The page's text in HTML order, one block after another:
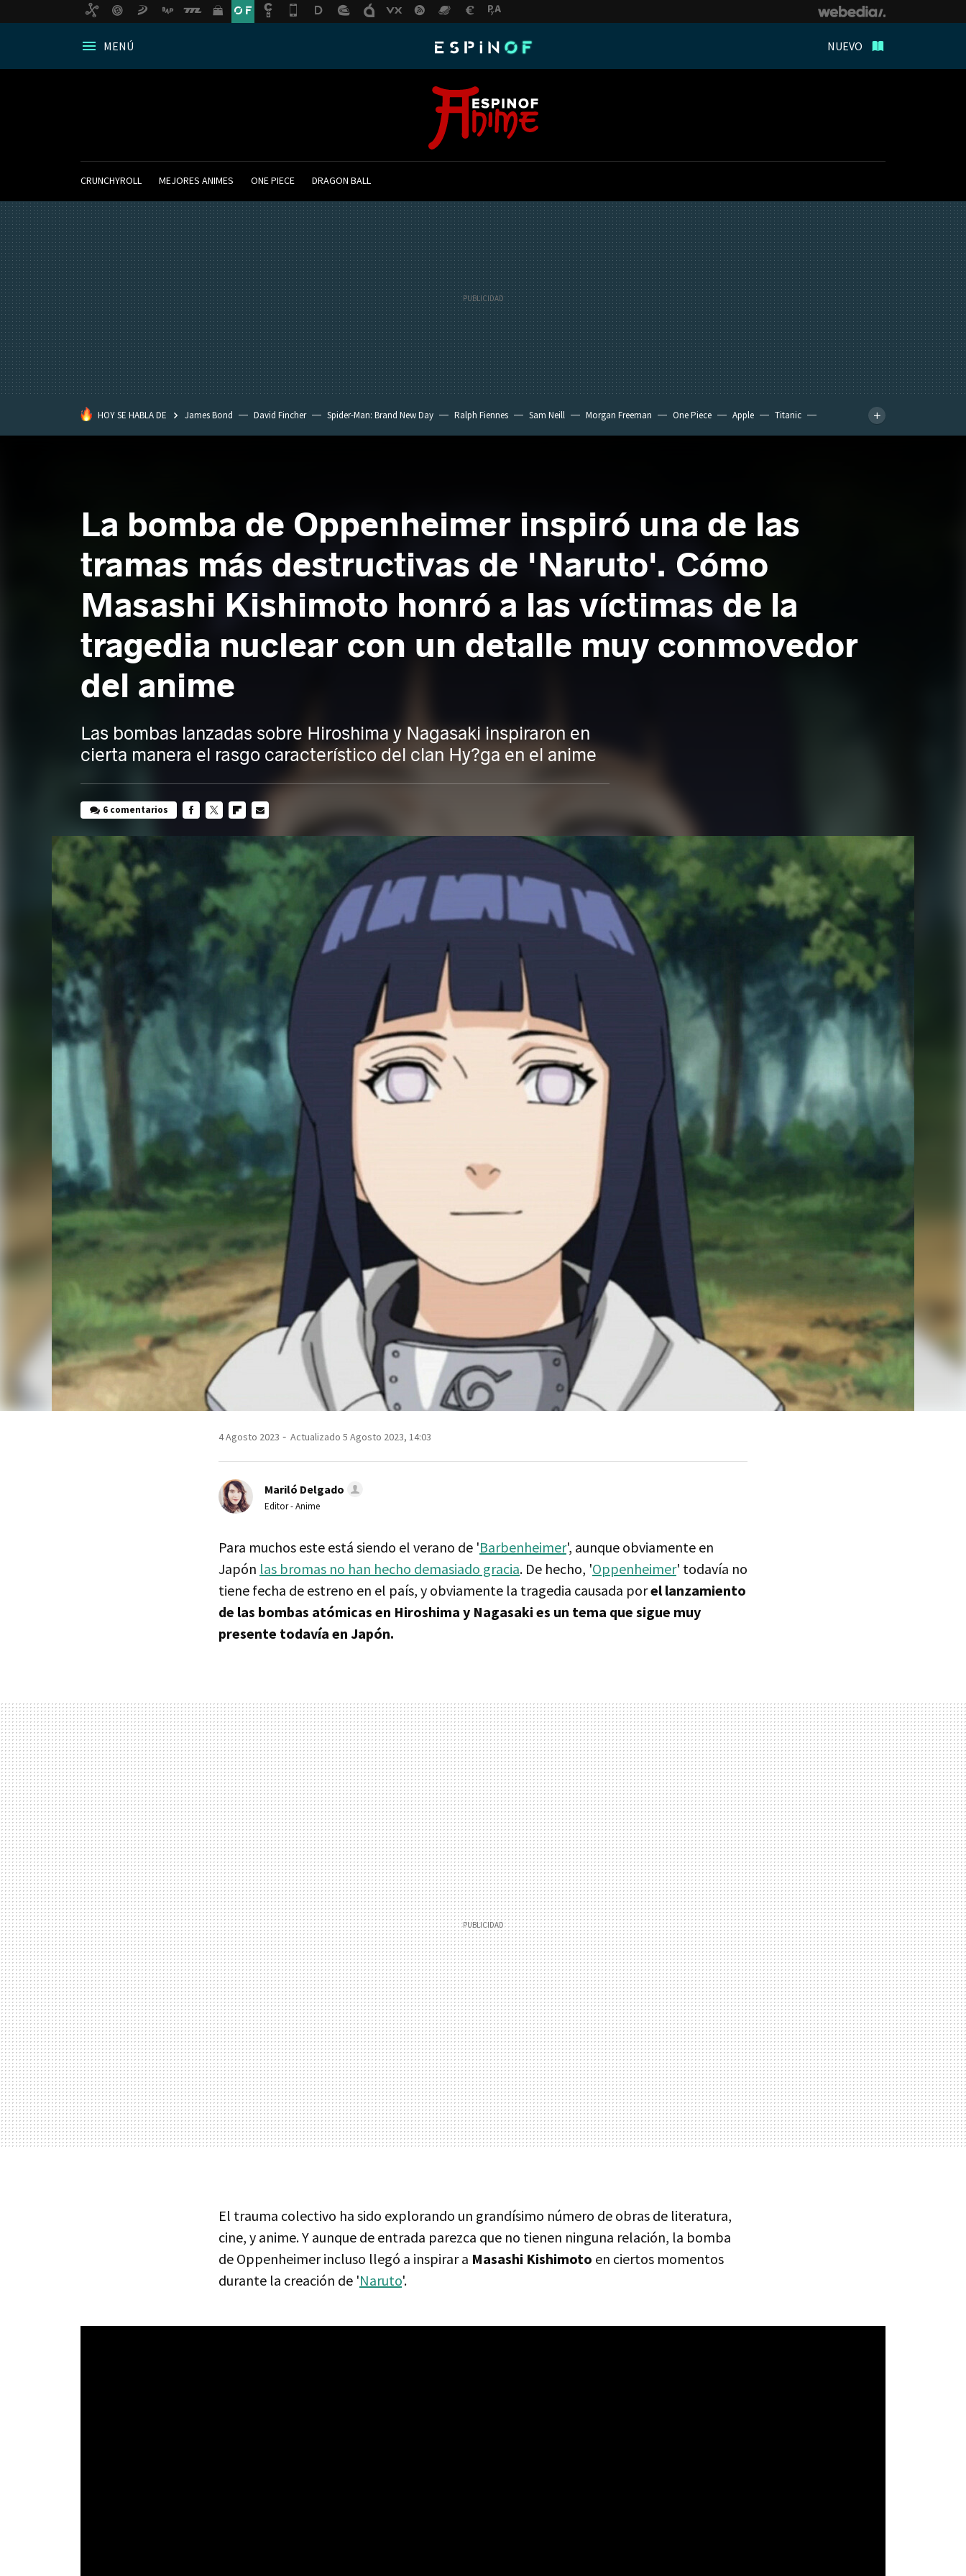
MENÚ NUEVO
CRUNCHYROLL MEJORES ANIMES ONE PIECE DRAGON BALL
HOY SE HABLA DE James Bond David Fincher Spider-Man: Brand New Day Ralph Fiennes Sam Neill Morgan Freeman One Piece Apple
Titanic
La bomba de Oppenheimer inspiró una de las
tramas más destructivas de 'Naruto'. Cómo
Masashi Kishimoto honró a las víctimas de la
tragedia nuclear con un detalle muy conmovedor
del anime
Las bombas lanzadas sobre Hiroshima y Nagasaki inspiraron en
cierta manera el rasgo característico del clan Hy?ga en el anime
6 comentarios
MAIL
4 Agosto 2023 Actualizado 5 Agosto 2023, 14:03
Mariló Delgado
Editor - Anime
Para muchos este está siendo el verano de 'Barbenheimer', aunque obviamente en
Japón las bromas no han hecho demasiado gracia. De hecho, 'Oppenheimer' todavía no
tiene fecha de estreno en el país, y obviamente la tragedia causada porel lanzamiento
de las bombas atómicas en Hiroshima y Nagasaki es un tema que sigue muy
presente todavía en Japón.
El trauma colectivo ha sido explorando un grandísimo número de obras de literatura,
cine, y anime. Y aunque de entrada parezca que no tienen ninguna relación, la bomba
de Oppenheimer incluso llegó a inspirar a Masashi Kishimoto en ciertos momentos
durante la creación de 'Naruto'.